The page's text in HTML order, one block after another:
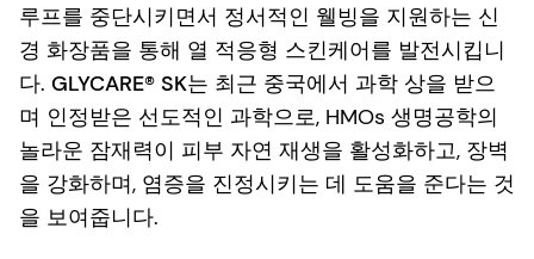
루프를 중단시키면서 정서적인 웰빙을 지원하는 신
경 화장품을 통해 열 적응형 스킨케어를 발전시킵니
다. GLYCARE® SK는 최근 중국에서 과학 상을 받으
며 인정받은 선도적인 과학으로, HMOs 생명공학의
놀라운 잠재력이 피부 자연 재생을 활성화하고, 장벽
을 강화하며, 염증을 진정시키는 데 도움을 준다는 것
을 보여줍니다.